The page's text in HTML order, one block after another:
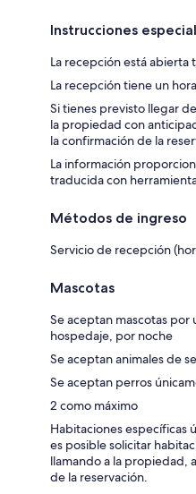
Instrucciones
La recepción está
La recepción tiene un
Si tienes previsto llegar
la propiedad con
la confirmación de la
La información
traducida con
Métodos de ingreso
Servicio de recepción
Mascotas
Se aceptan mascotas
hospedaje, por noche
Se aceptan animales de
Se aceptan perros
2 como máximo
Habitaciones específicas
es posible solicitar
llamando a la propiedad,
de la reservación.